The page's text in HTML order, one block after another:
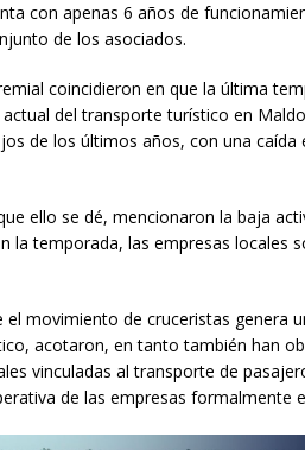
con apenas 6 años de
de los asociados.
coincidieron en que la última
del transporte turístico en
de los últimos años, con una caída
ello se dé, mencionaron la baja
la temporada, las empresas locales
movimiento de cruceristas genera
acotaron, en tanto también han
vinculadas al transporte de
de las empresas formalmente